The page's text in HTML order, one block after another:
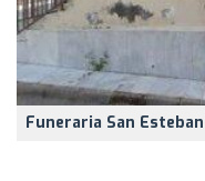
Funeraria San